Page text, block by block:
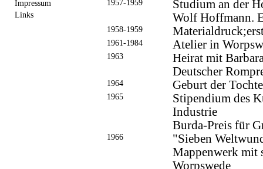
1957-1959
Studium an der
Wolf Hoffmann.
1958-1959
1961-1984 Atelier in
1963
Heirat mit
Deutscher
1964 Geburt der
1965
Stipendium des
Industrie
Burda-Preis für
1966
"Sieben
Mappenwerk mit
Worpswede
Impressum
Links